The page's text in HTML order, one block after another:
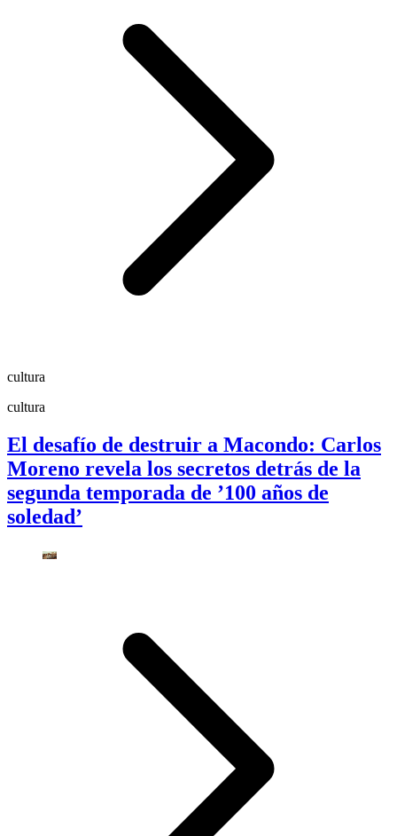
cultura
cultura
El desafío de destruir a Macondo: Carlos
Moreno revela los secretos detrás de la
segunda temporada de ’100 años de
soledad’